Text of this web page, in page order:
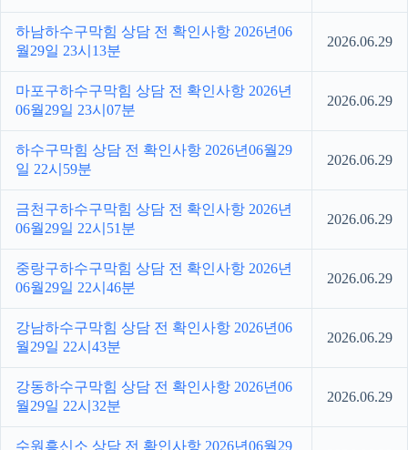
하남하수구막힘 상담 전 확인사항 2026년06
월29일 23시13분
2026.06.29
마포구하수구막힘 상담 전 확인사항 2026년
06월29일 23시07분
2026.06.29
하수구막힘 상담 전 확인사항 2026년06월29
일 22시59분
2026.06.29
금천구하수구막힘 상담 전 확인사항 2026년
06월29일 22시51분
2026.06.29
중랑구하수구막힘 상담 전 확인사항 2026년
06월29일 22시46분
2026.06.29
강남하수구막힘 상담 전 확인사항 2026년06
월29일 22시43분
2026.06.29
강동하수구막힘 상담 전 확인사항 2026년06
월29일 22시32분
2026.06.29
수원흥신소 상담 전 확인사항 2026년06월29